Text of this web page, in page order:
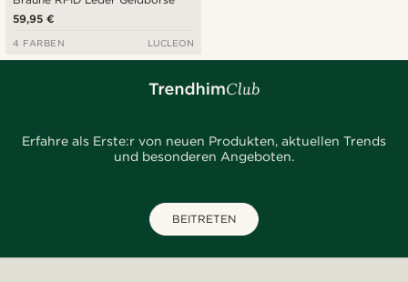
59,95 €
4 FARBEN LUCLEON
Erfahre als Erste:r von neuen Produkten, aktuellen Trends
und besonderen Angeboten.
BEITRETEN